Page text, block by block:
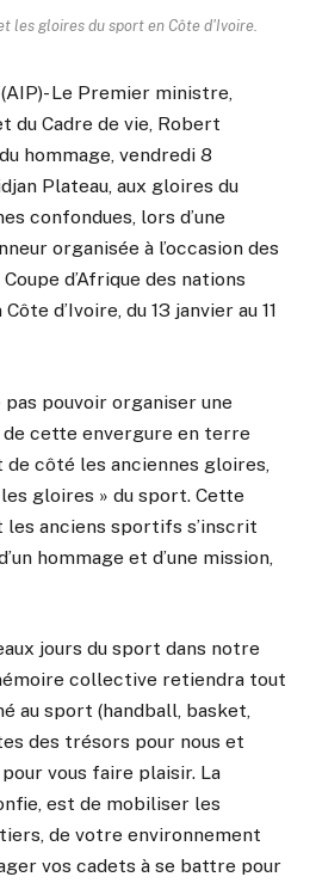
les gloires du sport en Côte d'Ivoire.
Le Premier ministre,
du Cadre de vie, Robert
hommage, vendredi 8
Plateau, aux gloires du
confondues, lors d’une
organisée à l’occasion des
d’Afrique des nations
d’Ivoire, du 13 janvier au 11
pouvoir organiser une
cette envergure en terre
côté les anciennes gloires,
gloires » du sport. Cette
anciens sportifs s’inscrit
hommage et d’une mission,
jours du sport dans notre
collective retiendra tout
au sport (handball, basket,
des trésors pour nous et
vous faire plaisir. La
est de mobiliser les
de votre environnement
vos cadets à se battre pour